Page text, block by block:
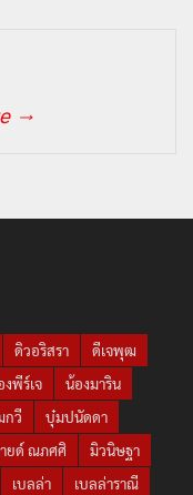
→
ดิวอริสรา
ดีเจพุฒ
งพีร์เจ
น้องมาริน
กวี
บุ๋มปนัดดา
ยด์ ณภศศิ
มิวนิษฐา
เบลล่า
เบลล่าราณี